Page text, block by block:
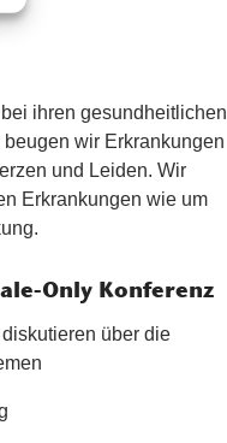
ihren gesundheitlichen
wir Erkrankungen
und Leiden. Wir
Erkrankungen wie um
Only Konferenz
über die